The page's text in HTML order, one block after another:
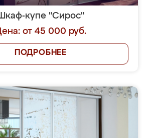
купе "Сирос"
от 45 000 руб.
ПОДРОБНЕЕ